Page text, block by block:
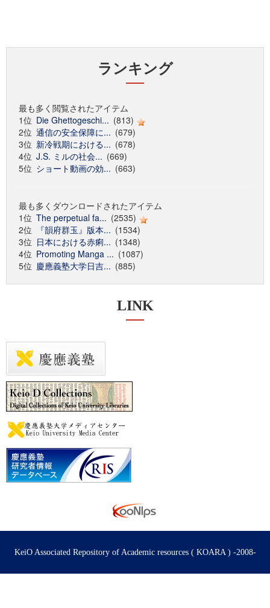
ランキング
最も多く閲覧されたアイテム
1位 Die Ghettogeschi... (813)
2位 通信の安全保障に... (679)
3位 新冷戦期における... (678)
4位 J.S. ミルの社会... (669)
5位 ショート動画の効... (663)
最も多くダウンロードされたアイテム
1位 The perpetual fa... (2535)
2位
『韻府群玉』版本... (1534)
3位 日本における赤痢... (1348)
4位 Promoting Manga ... (1087)
5位 慶應義塾大学日吉... (885)
LINK
KeiO Associated Repository of Academic resources ( KOARA ) -2008-